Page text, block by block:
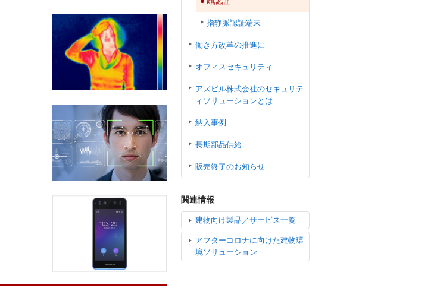
指静脈認証端末
働き方改革の推進に
オフィスセキュリティ
アズビル株式会社のセキュリテ
ィソリューションとは
納入事例
長期部品供給
販売終了のお知らせ
関連情報
建物向け製品／サービス一覧
アフターコロナに向けた建物環
境ソリューション